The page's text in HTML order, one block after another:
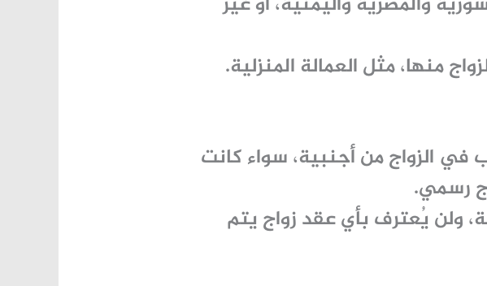
منها، مثل العمالة المنزلية.
الزواج من أجنبية، سواء كانت
رسمي.
، ولن يُعترف بأي عقد زواج يتم